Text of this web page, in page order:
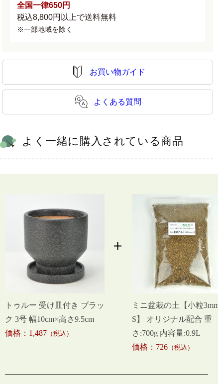
全国一律650円
税込8,800円以上で送料無料
※一部地域を除く
お買い物ガイド
よくある質問
よく一緒に購入されている商品
トゥルー 受け皿付き ブラッ
ク 3号 幅10cm×高さ9.5cm
価格：1,487 （税込）
ミニ盆栽の土【小粒3mm-
S】 オリジナル配合 重
さ:700g 内容量:0.9L
価格：726 （税込）